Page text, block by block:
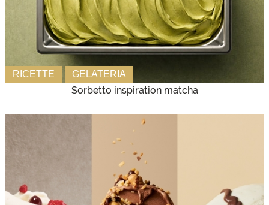
RICETTE GELATERIA
Sorbetto inspiration matcha